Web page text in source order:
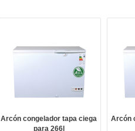
Arcón congelador tapa ciega
para 266l
Arcón